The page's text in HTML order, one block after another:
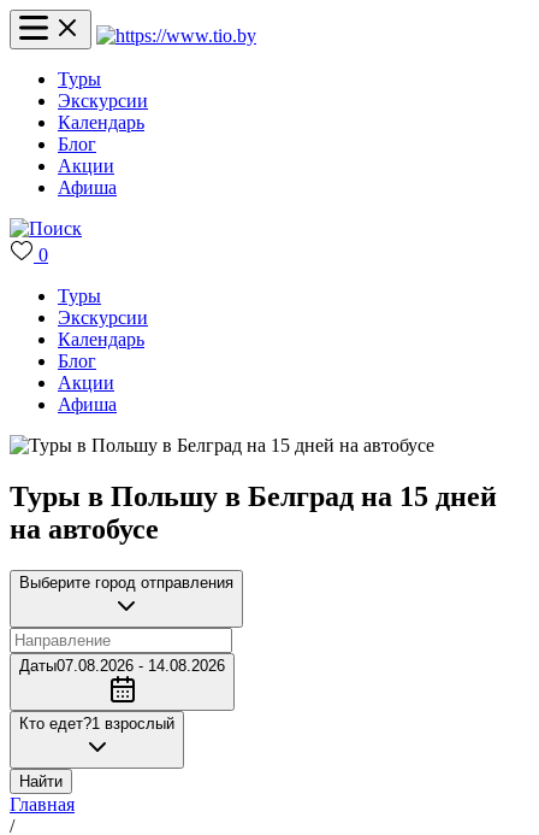
Туры
Экскурсии
Календарь
Блог
Акции
Афиша
0
Туры
Экскурсии
Календарь
Блог
Акции
Афиша
Туры в Польшу в Белград на 15 дней
на автобусе
Выберите город отправления
Даты07.08.2026 - 14.08.2026
Кто едет?1 взрослый
Найти
Главная
/